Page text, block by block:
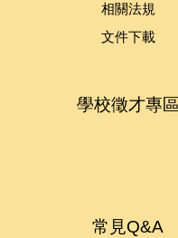
相關法規
文件下載
學校徵才專區
常見Q&A